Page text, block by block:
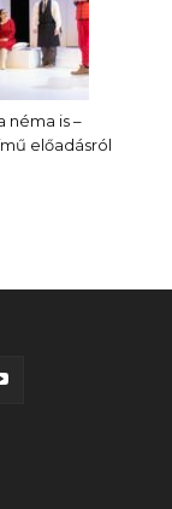
néma is –
előadásról